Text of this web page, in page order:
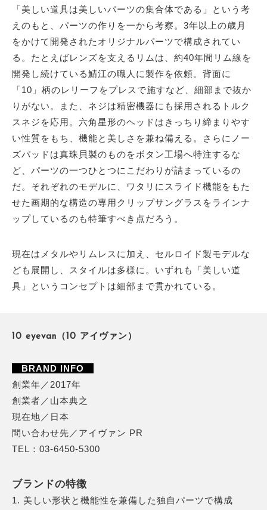
「美しい道具は美しいパーツの集合体である」という考
えのもと、パーツの作りを一から考察。3年以上の歳月
をかけて開発されたオリジナルパーツで構成されてい
る。たとえばレンズを支えるリムは、約40年間リム線を
開発し続けている鯖江の職人に製作を依頼。背面に
「10」柄のレリーフをプレスで施すなど、細部まで抜か
りがない。また、ネジは精密機器にも採用されるトルク
スネジを応用。六角星形のヘッドはきっちり締まりやす
い性質をもち、機能と美しさを兼ね備える。さらにノー
ズパッドは真珠貝製のものをボタン工場へ特注するな
ど、パーツの一つひとつにこだわりが詰まっているの
だ。それぞれのモデルに、ワタリにスライド機能をもた
せた画期的な構造の専用クリップサングラスをラインナ
ップしているのも特筆すべき点だろう。
現在はメタルやリムレスに加え、セルロイド製モデルな
ども展開し、スタイルは多様に。いずれも「美しい道
具」というコンセプトは細部まで貫かれている。
10 eyevan（10 アイヴァン）
BRAND INFO
創業年／2017年
創業者／山本典之
現在地／日本
問い合わせ先／アイヴァン PR
TEL：03-6450-5300
ブランドの特徴
1. 美しい形状と機能性を兼備した独自パーツで構成